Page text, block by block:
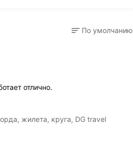
По умолчанию
отлично.
жилета, круга, DG travel